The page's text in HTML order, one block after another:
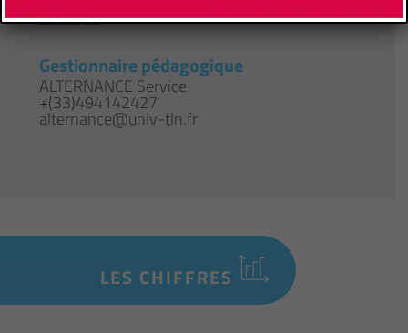
La Garde
Gestionnaire pédagogique
ALTERNANCE Service
+(33)494142427
alternance@univ-tln.fr
LES CHIFFRES